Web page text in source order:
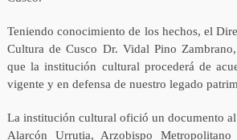
Teniendo conocimiento de los hechos, el
Cultura de Cusco Dr. Vidal Pino
que la institución cultural procederá de
vigente y en defensa de nuestro legado
La institución cultural ofició un documento
Alarcón Urrutia, Arzobispo